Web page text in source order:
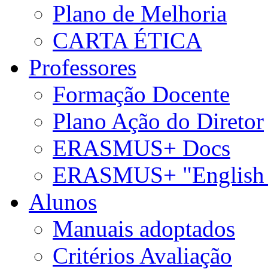
Plano de Melhoria
CARTA ÉTICA
Professores
Formação Docente
Plano Ação do Diretor
ERASMUS+ Docs
ERASMUS+
Alunos
Manuais adoptados
Critérios Avaliação